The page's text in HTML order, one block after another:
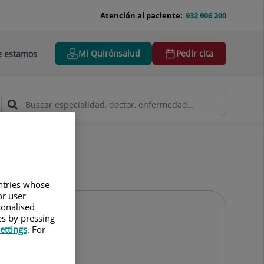
932 906 200
Atención al paciente:
estamos Mi Quirónsalud Pedir cita
whose
user
by pressing
. For